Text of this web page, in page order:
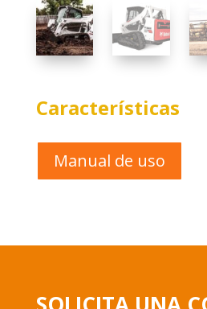
Características
Manual de uso